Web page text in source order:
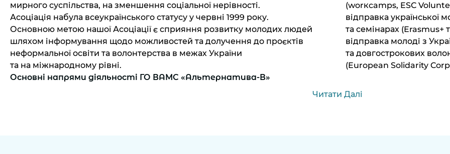
мирного суспільства, на зменшення соціальної нерівності.
Асоціація набула всеукраїнського статусу у червні 1999 року.
Основною метою нашої Асоціації є сприяння розвитку молодих людей
шляхом інформування щодо можливостей та долучення до проєктів
неформальної освіти та волонтерства в межах України
та на міжнародному рівні.
Основні напрями діяльності ГО ВАМС «Альтернатива-В»
(worкcamps, ESC
відправка української
та семінарах (Erasmus+
відправка молоді з
та довгострокових
(European Solidarity
Читати Далі